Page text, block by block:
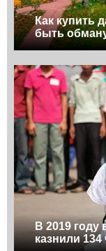
Как купить
быть
В 2019 году
казнили 134